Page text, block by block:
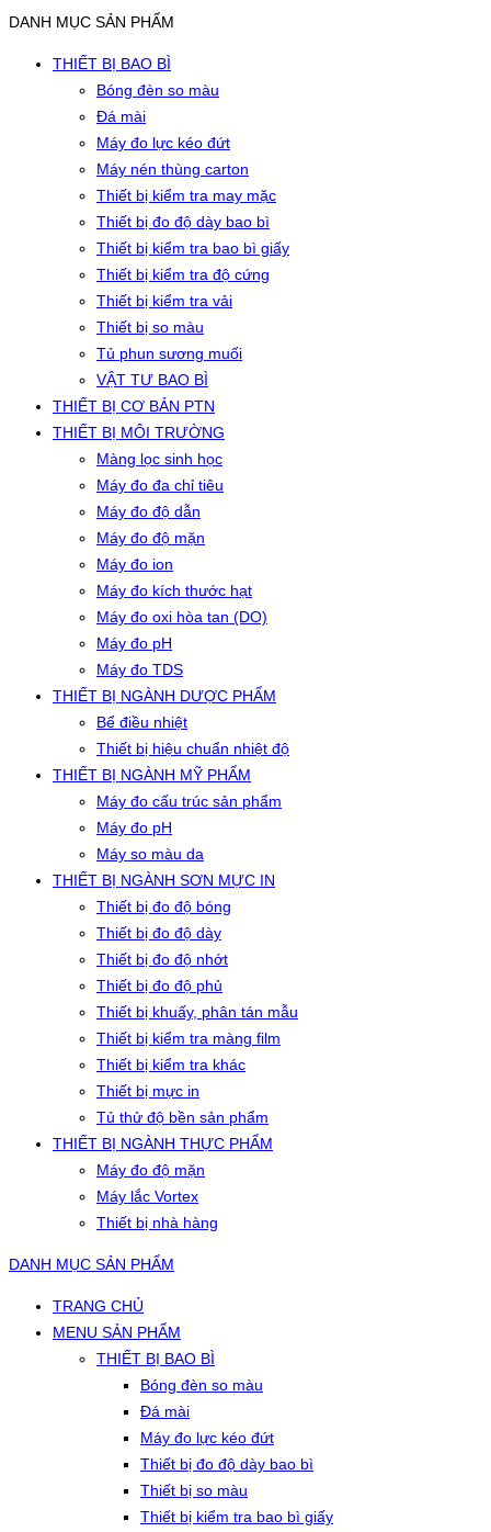
DANH MỤC SẢN PHẨM
THIẾT BỊ BAO BÌ
Bóng đèn so màu
Đá mài
Máy đo lực kéo đứt
Máy nén thùng carton
Thiết bị kiểm tra may mặc
Thiết bị đo độ dày bao bì
Thiết bị kiểm tra bao bì giấy
Thiết bị kiểm tra độ cứng
Thiết bị kiểm tra vải
Thiết bị so màu
Tủ phun sương muối
VẬT TƯ BAO BÌ
THIẾT BỊ CƠ BẢN PTN
THIẾT BỊ MÔI TRƯỜNG
Màng lọc sinh học
Máy đo đa chỉ tiêu
Máy đo độ dẫn
Máy đo độ mặn
Máy đo ion
Máy đo kích thước hạt
Máy đo oxi hòa tan (DO)
Máy đo pH
Máy đo TDS
THIẾT BỊ NGÀNH DƯỢC PHẨM
Bể điều nhiệt
Thiết bị hiệu chuẩn nhiệt độ
THIẾT BỊ NGÀNH MỸ PHẨM
Máy đo cấu trúc sản phẩm
Máy đo pH
Máy so màu da
THIẾT BỊ NGÀNH SƠN MỰC IN
Thiết bị đo độ bóng
Thiết bị đo độ dày
Thiết bị đo độ nhớt
Thiết bị đo độ phủ
Thiết bị khuấy, phân tán mẫu
Thiết bị kiểm tra màng film
Thiết bị kiểm tra khác
Thiết bị mực in
Tủ thử độ bền sản phẩm
THIẾT BỊ NGÀNH THỰC PHẨM
Máy đo độ mặn
Máy lắc Vortex
Thiết bị nhà hàng
DANH MỤC SẢN PHẨM
TRANG CHỦ
MENU SẢN PHẨM
THIẾT BỊ BAO BÌ
Bóng đèn so màu
Đá mài
Máy đo lực kéo đứt
Thiết bị đo độ dày bao bì
Thiết bị so màu
Thiết bị kiểm tra bao bì giấy